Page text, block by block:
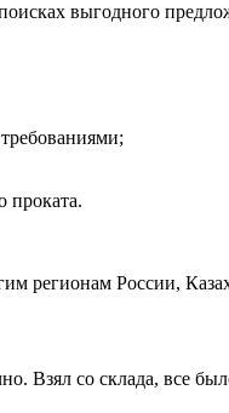
выгодного
проката.
регионам России,
Взял со склада, все